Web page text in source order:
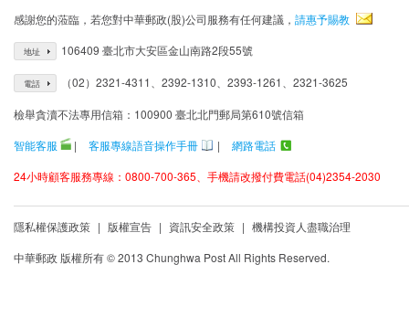
感謝您的蒞臨，若您對中華郵政(股)公司服務有任何建議， 請惠予賜教
地址 106409 臺北市大安區金山南路2段55號
電話 （02）2321-4311、2392-1310、2393-1261、2321-3625
檢舉貪瀆不法專用信箱：100900 臺北北門郵局第610號信箱
智能客服
| 客服專線語音操作手冊 |
網路電話
24小時顧客服務專線：0800-700-365、手機請改撥付費電話(04)2354-2030
隱私權保護政策 | 版權宣告 | 資訊安全政策 | 機構投資人盡職治理
中華郵政 版權所有 © 2013 Chunghwa Post All Rights Reserved.